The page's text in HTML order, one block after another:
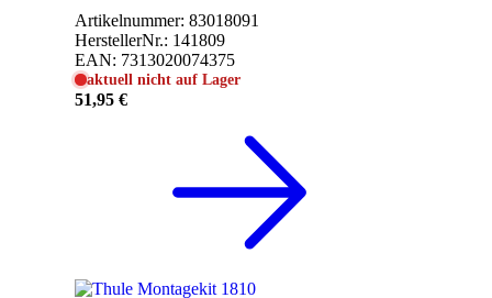
Artikelnummer: 83018091
HerstellerNr.: 141809
EAN: 7313020074375
aktuell nicht auf Lager
51,95 €